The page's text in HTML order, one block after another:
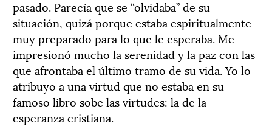
pasado. Parecía que se “olvidaba” de su
situación, quizá porque estaba espiritualmente
muy preparado para lo que le esperaba. Me
impresionó mucho la serenidad y la paz con las
que afrontaba el último tramo de su vida. Yo lo
atribuyo a una virtud que no estaba en su
famoso libro sobe las virtudes: la de la
esperanza cristiana.